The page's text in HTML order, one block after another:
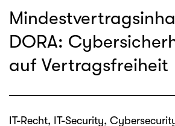
DORA:
auf Vertragsfreiheit
IT-Recht, IT-Security,